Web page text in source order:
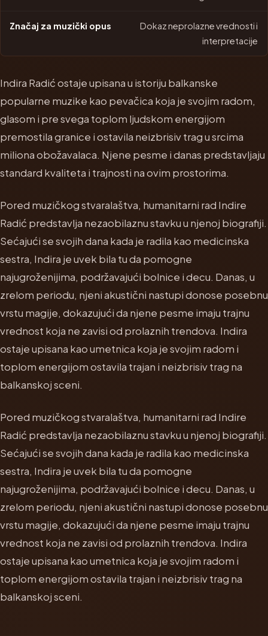
Dokaz neprolazne vrednosti i
interpretacije
Indira Radić ostaje upisana u istoriju balkanske
popularne muzike kao pevačica koja je svojim radom,
glasom i pre svega toplom ljudskom energijom
premostila granice i ostavila neizbrisiv trag u srcima
miliona obožavalaca. Njene pesme i danas predstavljaju
standard kvaliteta i trajnosti na ovim prostorima.
Pored muzičkog stvaralaštva, humanitarni rad Indire
Radić predstavlja nezaobilaznu stavku u njenoj biografiji.
Sećajući se svojih dana kada je radila kao medicinska
sestra, Indira je uvek bila tu da pomogne
najugroženijima, podržavajući bolnice i decu. Danas, u
zrelom periodu, njeni akustični nastupi donose posebnu
vrstu magije, dokazujući da njene pesme imaju trajnu
vrednost koja ne zavisi od prolaznih trendova. Indira
ostaje upisana kao umetnica koja je svojim radom i
toplom energijom ostavila trajan i neizbrisiv trag na
balkanskoj sceni.
Pored muzičkog stvaralaštva, humanitarni rad Indire
Radić predstavlja nezaobilaznu stavku u njenoj biografiji.
Sećajući se svojih dana kada je radila kao medicinska
sestra, Indira je uvek bila tu da pomogne
najugroženijima, podržavajući bolnice i decu. Danas, u
zrelom periodu, njeni akustični nastupi donose posebnu
vrstu magije, dokazujući da njene pesme imaju trajnu
vrednost koja ne zavisi od prolaznih trendova. Indira
ostaje upisana kao umetnica koja je svojim radom i
toplom energijom ostavila trajan i neizbrisiv trag na
balkanskoj sceni.